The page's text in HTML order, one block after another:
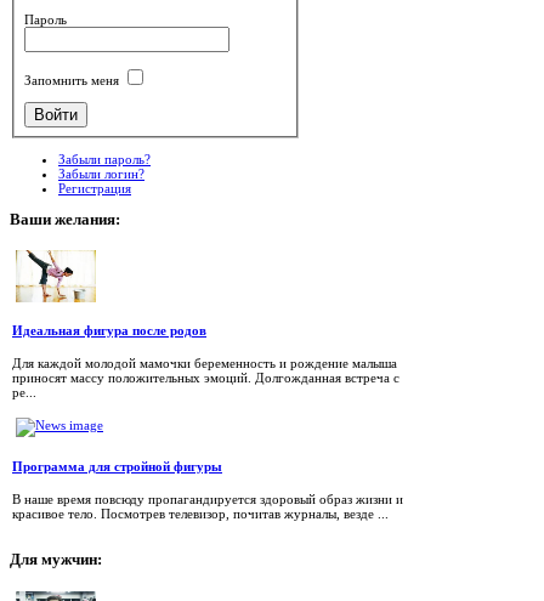
Пароль
Запомнить меня
Забыли пароль?
Забыли логин?
Регистрация
Ваши желания:
Идеальная фигура после родов
Для каждой молодой мамочки беременность и рождение малыша
приносят массу положительных эмоций. Долгожданная встреча с
ре...
Программа для стройной фигуры
В наше время повсюду пропагандируется здоровый образ жизни и
красивое тело. Посмотрев телевизор, почитав журналы, везде ...
Для мужчин: